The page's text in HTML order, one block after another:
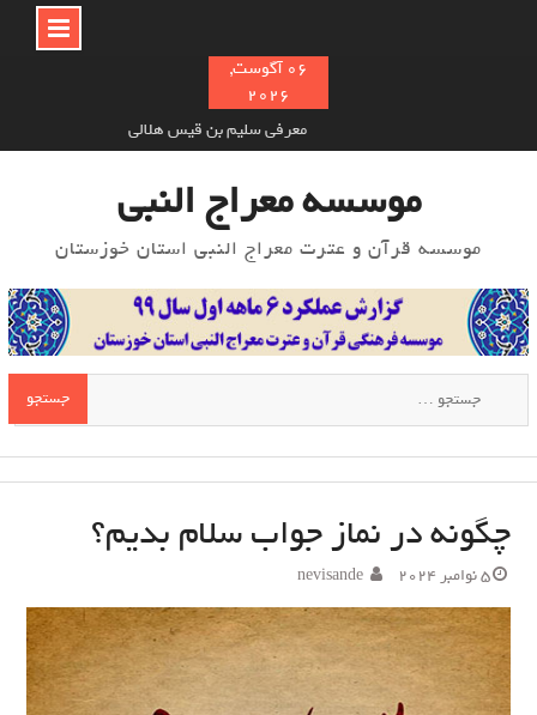
06 آگوست,
2026
معرفی سلیم بن قیس هلالی
نام‌ گذاری سوره های قرآن به چه صورت انجام شده‌است؟
خوش اخلاقی در اسلام و تأثیر آن بر دیگران
موسسه معراج النبی
موسسه قرآن و عترت معراج النبی استان خوزستان
چگونه در نماز جواب سلام بدیم؟
5 نوامبر 2024 nevisande